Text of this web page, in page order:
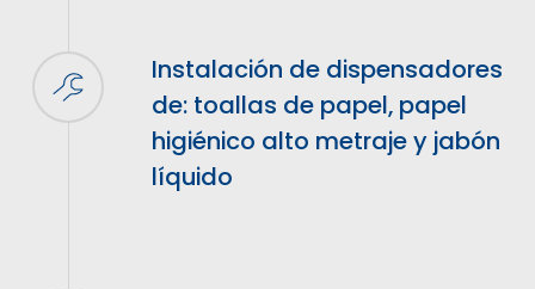
Instalación de dispensadores
de: toallas de papel, papel
higiénico alto metraje y jabón
líquido